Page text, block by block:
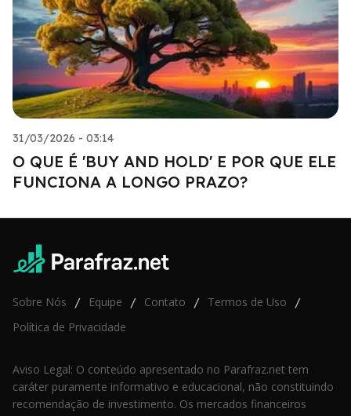
31/03/2026 - 03:14
O QUE É 'BUY AND HOLD' E POR QUE ELE
FUNCIONA A LONGO PRAZO?
Sobre Nós / Equipe / Contato / Termos de Uso /
Política de Privacidade
Aviso Legal: O conteúdo apresentado no Parafraz.net tem
caráter puramente informativo e educacional, não constituindo
recomendação de investimento. Os mercados financeiros